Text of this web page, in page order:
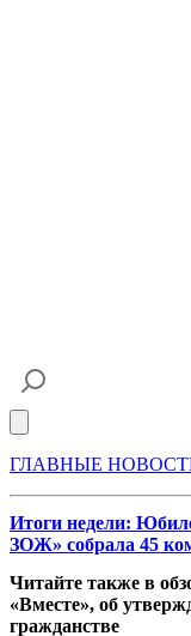
ГЛАВНЫЕ
Итоги недели:
ЗОЖ» собрала 45
Читайте также в
«Вместе», об
гражданстве